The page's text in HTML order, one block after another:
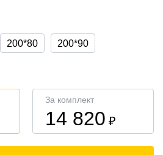
200*80 200*90
За комплект
14 820 ₽